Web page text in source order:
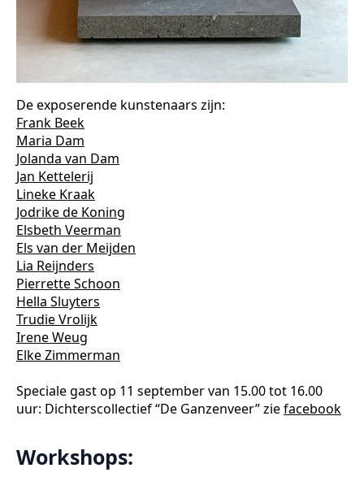
De exposerende kunstenaars zijn:
Frank Beek
Maria Dam
Jolanda van Dam
Jan Kettelerij
Lineke Kraak
Jodrike de Koning
Elsbeth Veerman
Els van der Meijden
Lia Reijnders
Pierrette Schoon
Hella Sluyters
Trudie Vrolijk
Irene Weug
Elke Zimmerman
Speciale gast op 11 september van 15.00 tot 16.00
uur: Dichterscollectief “De Ganzenveer” ziefacebook
Workshops: